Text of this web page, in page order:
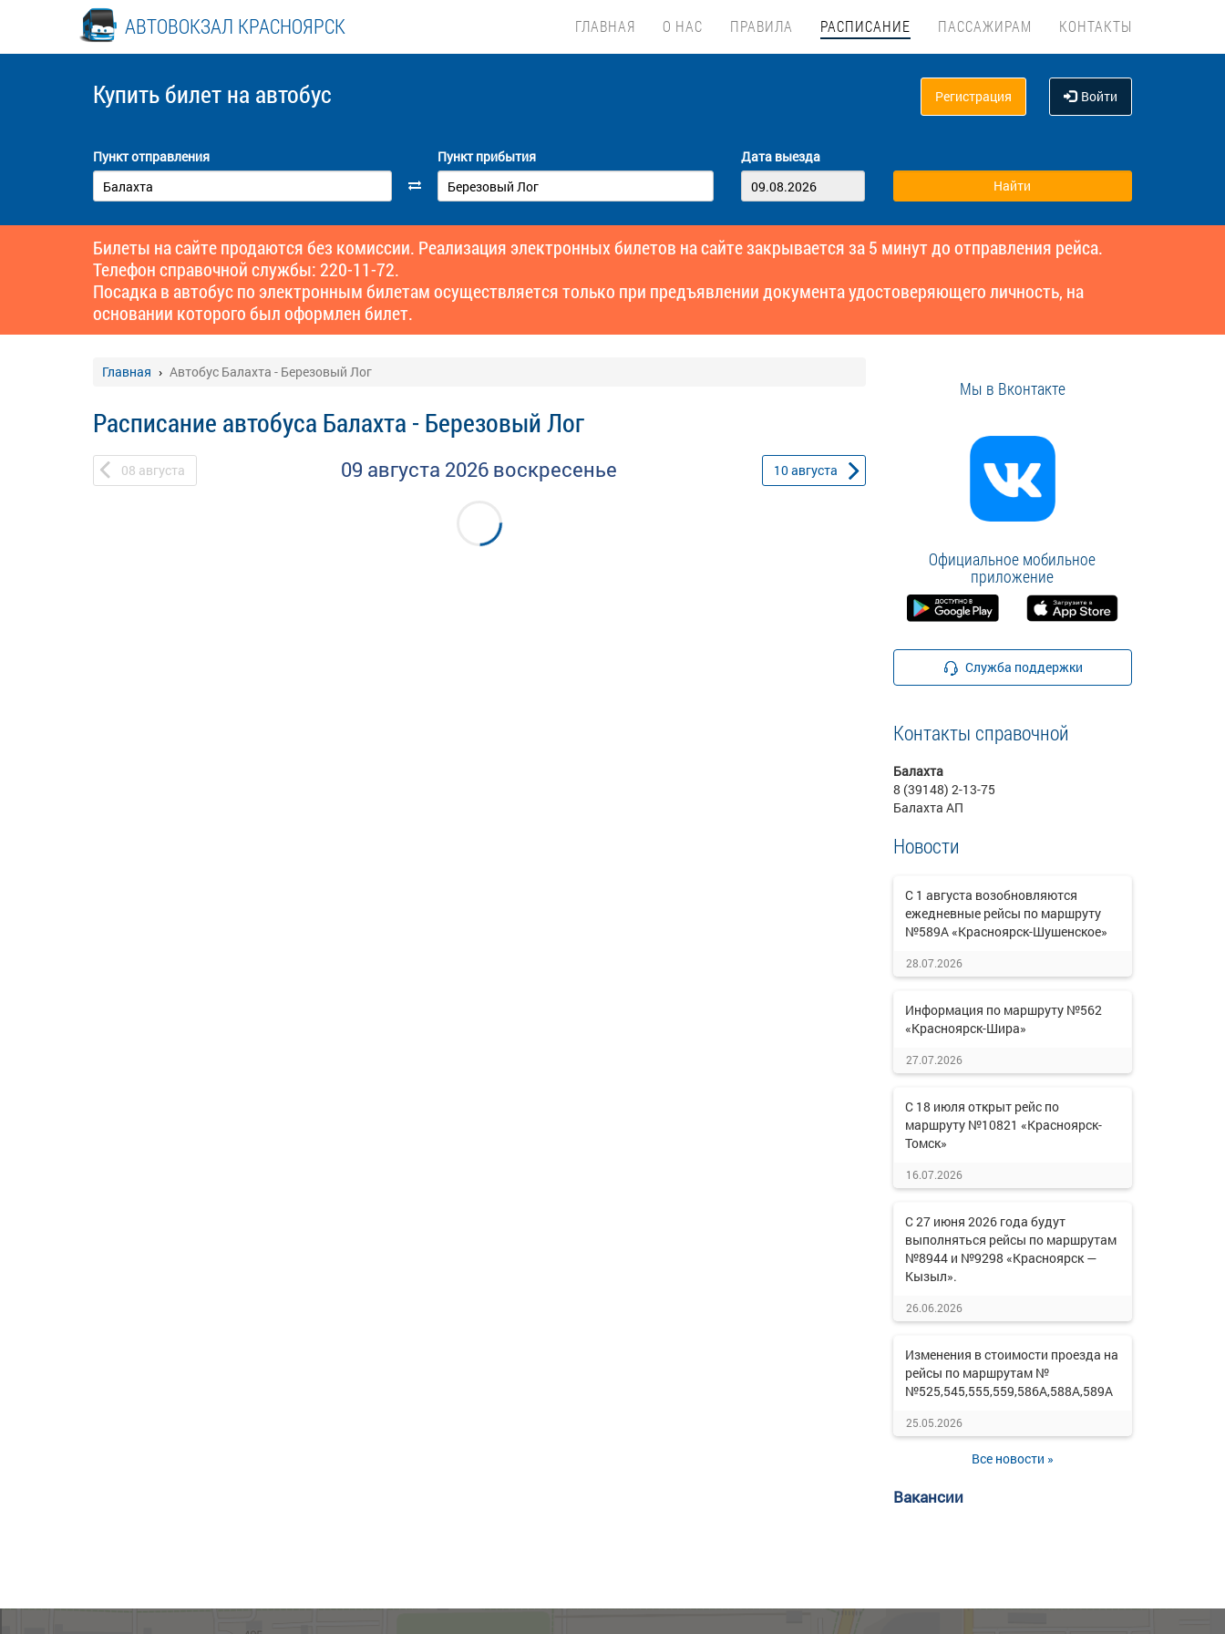
АВТОВОКЗАЛ КРАСНОЯРСК ГЛАВНАЯ О НАС ПРАВИЛА РАСПИСАНИЕ ПАССАЖИРАМ КОНТАКТЫ
Купить билет на автобус Регистрация Войти
Пункт отправления Пункт прибытия Дата выезда
Билеты на сайте продаются без комиссии. Реализация электронных билетов на сайте закрывается за 5 минут до отправления рейса.
Телефон справочной службы: 220-11-72.
Посадка в автобус по электронным билетам осуществляется только при предъявлении документа удостоверяющего личность, на
основании которого был оформлен билет.
Главная Автобус Балахта - Березовый Лог
Расписание автобуса Балахта - Березовый Лог
08 августа 09 августа 2026 воскресенье 10августа
Мы в Вконтакте
Официальное мобильное
приложение
Служба поддержки
Контакты справочной
Балахта
8 (39148) 2-13-75
Балахта АП
Новости
С 1 августа возобновляются
ежедневные рейсы по маршруту
№589А «Красноярск-Шушенское»
28.07.2026
Информация по маршруту №562
«Красноярск-Шира»
27.07.2026
С 18 июля открыт рейс по
маршруту №10821 «Красноярск-
Томск»
16.07.2026
С 27 июня 2026 года будут
выполняться рейсы по маршрутам
№8944 и №9298 «Красноярск —
Кызыл».
26.06.2026
Изменения в стоимости проезда на
рейсы по маршрутам №
№525,545,555,559,586А,588А,589А
25.05.2026
Все новости »
Вакансии